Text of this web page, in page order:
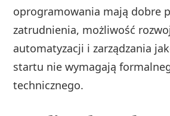
oprogramowania mają dobre
zatrudnienia, możliwość
automatyzacji i zarządzania
startu nie wymagają
technicznego.